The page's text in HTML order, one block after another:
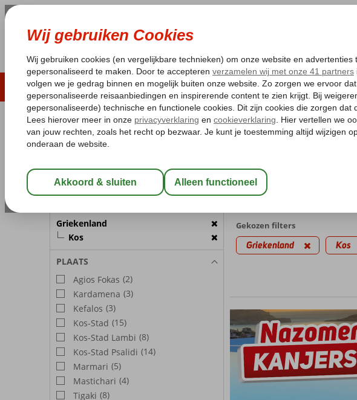
LAST MINUTE ZOMER 2026 ZONVAKANTIE VERRE
Pakketgarantie Laagsteprijsgarantie* Gratis annuleren*
REISGEZELSCHAP
Wijzig Reisgezelschap
Griekenland
Kos
PLAATS
Agios Fokas (2)
Kardamena (3)
Kefalos (3)
Kos-Stad (15)
Kos-Stad Lambi (8)
Kos-Stad Psalidi (14)
Marmari (5)
Mastichari (4)
Tigaki (8)
Last minute Kos
met Hotel
Gekozen filters
Griekenland Kos